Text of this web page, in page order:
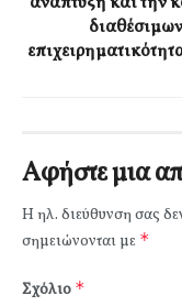
Αφήστε μια
Η ηλ. διεύθυνση σας
σημειώνονται με *
Σχόλιο *